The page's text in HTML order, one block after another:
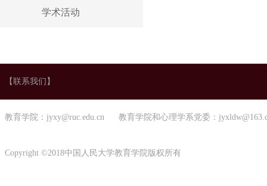
学术活动
【联系我们】
教育学院：jyxy@ruc.edu.cn 教育学院和心理学系党委：
Copyright ©2018中国人民大学教育学院版权所有